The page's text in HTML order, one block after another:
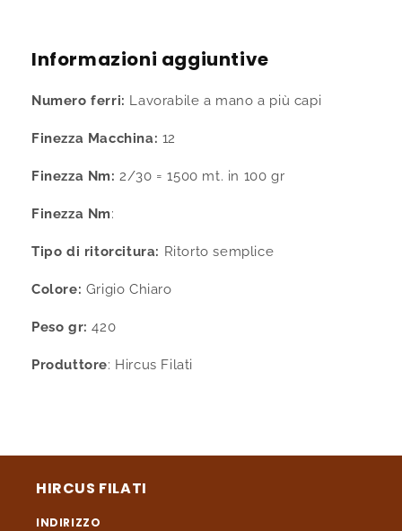
cashmere
grigio
rocca
gr
30%
cashmere
grigio
rocca
gr
Informazioni aggiuntive
Numero ferri: Lavorabile a mano a più capi
Finezza Macchina: 12
Finezza Nm: 2/30 = 1500 mt. in 100 gr
Finezza Nm:
Tipo di ritorcitura: Ritorto semplice
Colore: Grigio Chiaro
Peso gr:420
Produttore: Hircus Filati
HIRCUS FILATI
INDIRIZZO